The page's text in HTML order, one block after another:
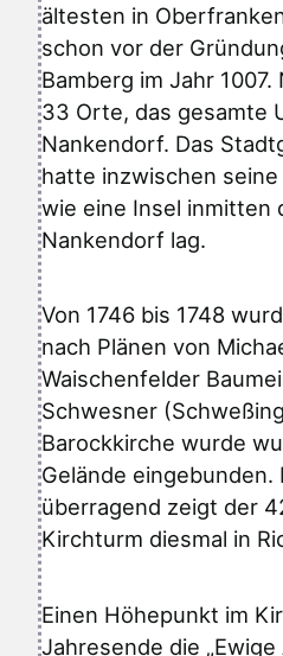
ältesten in
schon vor der
Bamberg im Jahr
33 Orte, das gesamte
Nankendorf. Das
hatte inzwischen
wie eine Insel inmitten
Nankendorf lag.
Von 1746 bis 1748
nach Plänen von
Waischenfelder
Schwesner
Barockkirche wurde
Gelände eingebunden.
überragend zeigt der
Kirchturm diesmal in
Einen Höhepunkt im
Jahresende die